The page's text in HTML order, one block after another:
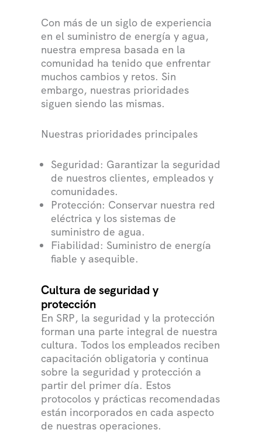
Con más de un siglo de experiencia
en el suministro de energía y agua,
nuestra empresa basada en la
comunidad ha tenido que enfrentar
muchos cambios y retos. Sin
embargo, nuestras prioridades
siguen siendo las mismas.
Nuestras prioridades principales
Seguridad: Garantizar la seguridad
de nuestros clientes, empleados y
comunidades.
Protección: Conservar nuestra red
eléctrica y los sistemas de
suministro de agua.
Fiabilidad: Suministro de energía
fiable y asequible.
Cultura de seguridad y
protección
En SRP, la seguridad y la protección
forman una parte integral de nuestra
cultura. Todos los empleados reciben
capacitación obligatoria y continua
sobre la seguridad y protección a
partir del primer día. Estos
protocolos y prácticas recomendadas
están incorporados en cada aspecto
de nuestras operaciones.